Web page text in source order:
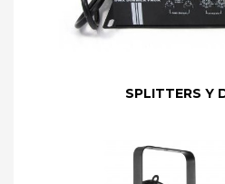
SPLITTERS Y